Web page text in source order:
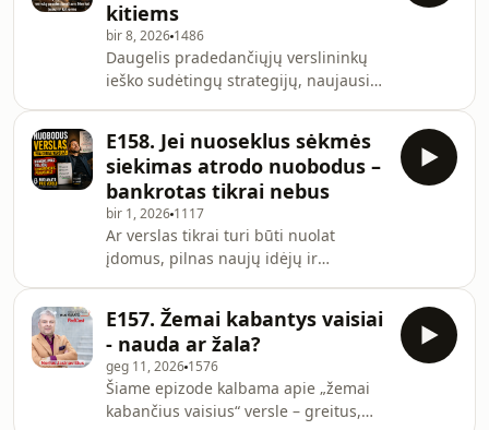
verta dėl to pykti? Šiame epizode
kalbu apie tai: Kodėl mus taip erzina,
kai kažkas kopijuoja mūsų idėjas
Kodėl versle beveik neįmanoma
išvengti kopijavimo Kodėl niekas
neturi tieso
kitiems
bir 8, 2026 1486
Daugelis pradedančiųjų verslininkų
ieško sudėtingų strategijų, naujausių
greičiau augti. Tačiau dažniausiai
verslo sėkmę lemia ne sudėtingi
sprendimai, o keli paprasti principai.
Šiame epizode kalbu apie tris
svarbiausius dalykus, į kuriuos
sutelkčiau dėmesį, jei šiandien
pradėčiau verslą nuo nulio. Epizode
aptariama: Kas iš
E158. Jei nuoseklus sėkmės
siekimas atrodo nuobodus –
bankrotas tikrai nebus
bir 1, 2026 1117
Ar verslas tikrai turi būti nuolat
įdomus, pilnas naujų idėjų ir
yra ženklas, kad pagaliau judate
teisinga kryptimi? Šiame epizode
prisimenu E115. Lemtinga smulkaus
verslo savininkų klaida. Moters
raudona suknele
sindromas&nbsp;&nbsp;ir kalbu apie
E157. Žemai kabantys vaisiai
- nauda ar žala?
geg 11, 2026 1576
Šiame epizode kalbama apie „žemai
kabančius vaisius“ versle – greitus,